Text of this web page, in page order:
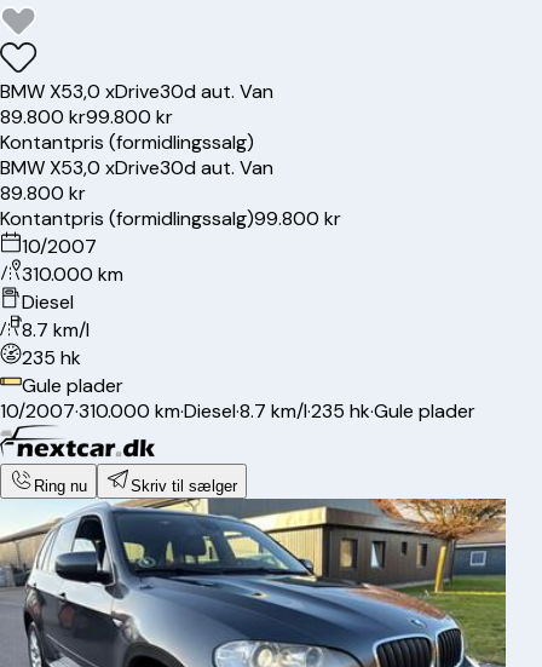
BMWX53,0 xDrive30d aut. Van
89.800 kr99.800 kr
Kontantpris (formidlingssalg)
BMWX53,0 xDrive30d aut. Van
89.800 kr
Kontantpris (formidlingssalg)99.800 kr
10/2007
310.000 km
Diesel
8.7 km/l
235 hk
Gule plader
10/2007·310.000 km·Diesel·8.7 km/l·235 hk·Gule plader
Ring nu Skriv til sælger